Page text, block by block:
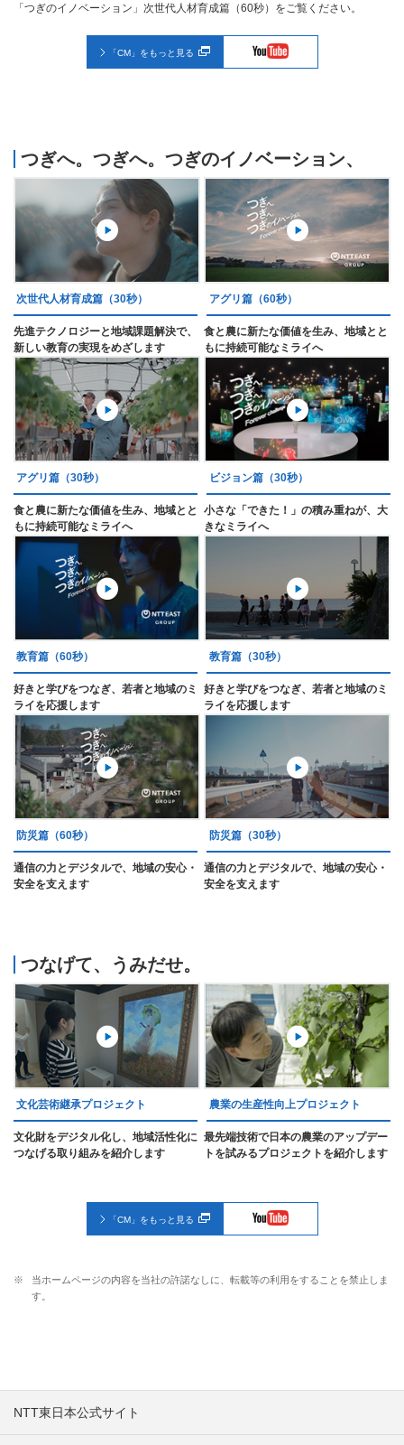
「つぎのイノベーション」次世代人材育成篇（60秒）をご覧ください。
「CM」をもっと見る
つぎへ。つぎへ。つぎのイノベーション、
次世代人材育成篇（30秒）
先進テクノロジーと地域課題解決で、
新しい教育の実現をめざします
アグリ篇（60秒）
食と農に新たな価値を生み、地域とと
もに持続可能なミライへ
アグリ篇（30秒）
食と農に新たな価値を生み、地域とと
もに持続可能なミライへ
ビジョン篇（30秒）
小さな「できた！」の積み重ねが、大
きなミライへ
教育篇（60秒）
好きと学びをつなぎ、若者と地域のミ
ライを応援します
教育篇（30秒）
好きと学びをつなぎ、若者と地域のミ
ライを応援します
防災篇（60秒）
通信の力とデジタルで、地域の安心・
安全を支えます
防災篇（30秒）
通信の力とデジタルで、地域の安心・
安全を支えます
つなげて、うみだせ。
文化芸術継承プロジェクト
文化財をデジタル化し、地域活性化に
つなげる取り組みを紹介します
農業の生産性向上プロジェクト
最先端技術で日本の農業のアップデー
トを試みるプロジェクトを紹介します
「CM」をもっと見る
※
当ホームページの内容を当社の許諾なしに、転載等の利用をすることを禁止しま
す。
NTT東日本公式サイト